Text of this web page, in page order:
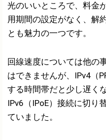
光のいいところで、料金
用期間の設定がなく、解
とも魅力の一つです。
回線速度については他の
はできませんが、IPv4（
する時間帯だと少し遅く
IPv6（IPoE）接続に切り
ていました。